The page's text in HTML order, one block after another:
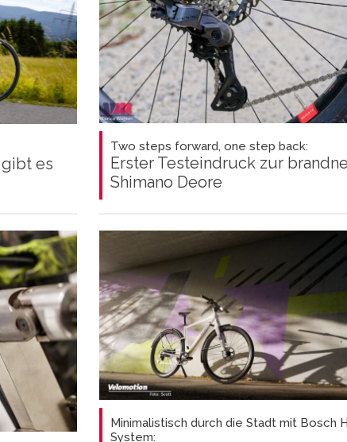
gibt es
Two steps forward, one step back:
Erster Testeindruck zur
Shimano Deore
Minimalistisch durch die Stadt mit Bosch
System: